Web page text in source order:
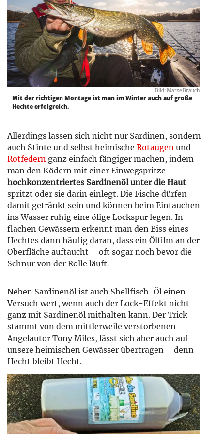
Bild: Matze Brauch
Mit der richtigen Montage ist man im Winter auch auf große
Hechte erfolgreich.
Allerdings lassen sich nicht nur Sardinen, sondern
auch Stinte und selbst heimische Rotaugen und
Rotfedern ganz einfach fängiger machen, indem
man den Ködern mit einer Einwegspritze
hochkonzentriertes Sardinenöl unter die Haut
spritzt oder sie darin einlegt. Die Fische dürfen
damit getränkt sein und können beim Eintauchen
ins Wasser ruhig eine ölige Lockspur legen. In
flachen Gewässern erkennt man den Biss eines
Hechtes dann häufig daran, dass ein Ölfilm an der
Oberfläche auftaucht – oft sogar noch bevor die
Schnur von der Rolle läuft.
Neben Sardinenöl ist auch Shellfisch-Öl einen
Versuch wert, wenn auch der Lock-Effekt nicht
ganz mit Sardinenöl mithalten kann. Der Trick
stammt von dem mittlerweile verstorbenen
Angelautor Tony Miles, lässt sich aber auch auf
unsere heimischen Gewässer übertragen – denn
Hecht bleibt Hecht.